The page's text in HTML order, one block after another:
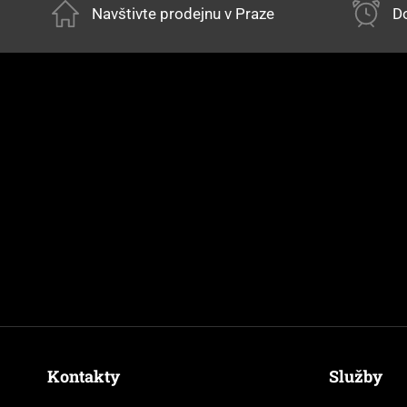
Navštivte prodejnu v Praze
Kontakty Služby